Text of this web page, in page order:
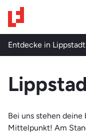
Entdecke in Lippstadt
Bei uns stehen
Mittelpunkt! Am
Studiengang
Ausbildung
Themenwelt
Gesundheit